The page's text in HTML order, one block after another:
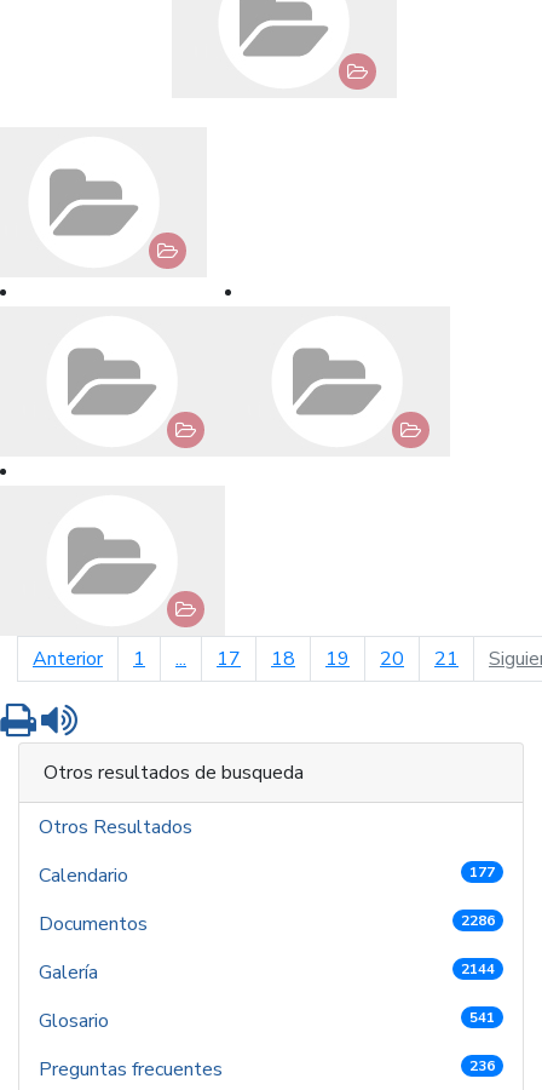
Anteriorpágina anterior
1 ... 17 18 19 20 21
Imprimir
Otros resultados de busqueda
Otros Resultados
Calendario
177
Documentos 2286
Galería 2144
Glosario 541
Preguntas frecuentes 236